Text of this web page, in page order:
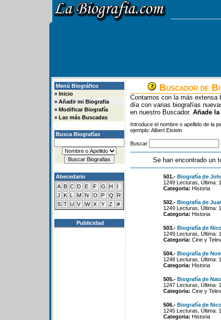
Menú Biográfico
» Inicio
» Añadir mi Biografia
» Modificar Biografía
» Las más Buscadas
Busca Biografías
Abecedario
A B C D E F G H
I
J
K L M N O P Q
R
S T U V W X Y Z #
Publicidad
Buscador de
Contamos con la más extensa
día con varias biografías
en nuestro Buscador. Añade
Introduce el nombre o apellido de la
ejemplo: Albert Eistein
Buscar
Se han encontrado un
501.- Biografía de
1249 Lecturas, Última:
Categoria: Historia
502.- Biografía de
1249 Lecturas, Última:
Categoria: Historia
503.- Biografía de
1249 Lecturas, Última:
Categoria: Cine y
504.- Biografía de
1248 Lecturas, Última:
Categoria: Historia
505.- Biografía de
1247 Lecturas, Última:
Categoria: Cine y
506.- Biografía de
1245 Lecturas, Última:
Categoria: Historia